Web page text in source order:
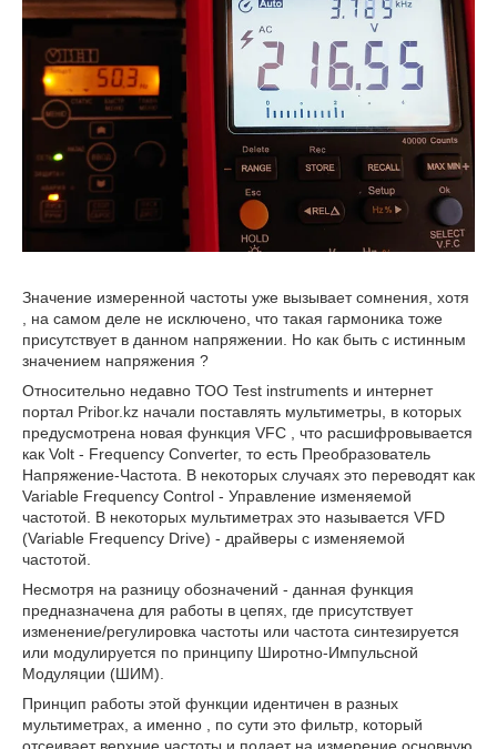
Значение измеренной частоты уже вызывает сомнения, хотя
, на самом деле не исключено, что такая гармоника тоже
присутствует в данном напряжении. Но как быть с истинным
значением напряжения ?
Относительно недавно ТОО Test instruments и интернет
портал Pribor.kz начали поставлять мультиметры, в которых
предусмотрена новая функция VFC , что расшифровывается
как Volt - Frequency Converter, то есть Преобразователь
Напряжение-Частота. В некоторых случаях это переводят как
Variable Frequency Control - Управление изменяемой
частотой. В некоторых мультиметрах это называется VFD
(Variable Frequency Drive) - драйверы с изменяемой
частотой.
Несмотря на разницу обозначений - данная функция
предназначена для работы в цепях, где присутствует
изменение/регулировка частоты или частота синтезируется
или модулируется по принципу Широтно-Импульсной
Модуляции (ШИМ).
Принцип работы этой функции идентичен в разных
мультиметрах, а именно , по сути это фильтр, который